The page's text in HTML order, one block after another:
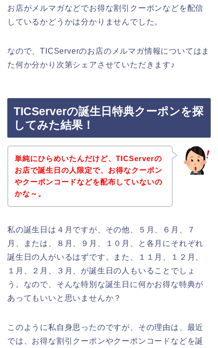
お店がメルマガなどでお得な割引クーポンなどを配信
しているかどうかは分かりませんでした。
なので、TICServerのお店のメルマガ情報についてはま
た何か分かり次第シェアさせていただきます♪
TICServerの誕生日特典クーポンを探
してみた結果！
単純にひらめいたんだけど、TICServerの
お店で誕生日の人限定で、お得なクーポン
やクーポンコードなどを配布していないの
かな～。
私の誕生日は４月ですが、その他、５月、６月、７
月、または、８月、９月、１０月、と各月にそれぞれ
誕生日の人がいるはずです。また、１１月、１２月、
１月、２月、３月、が誕生日の人もいることでしょ
う。なので、そんな特別な誕生日に何かお得な特典が
あってもいいと思いませんか？
このように私自身思ったのですが、その理由は、最近
では、お得な割引クーポンやクーポンコードなどを誕